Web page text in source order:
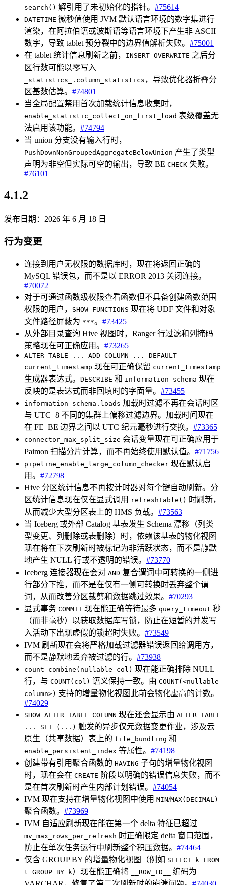
search() 解引用了未初始化的指针。 #75614
DATETIME 微秒值使用 JVM 默认语言环境的数字集进行
渲染，在阿拉伯语或波斯语等语言环境下产生非 ASCII
数字，导致 tablet 预分裂中的边界值解析失败。 #75001
在 tablet 统计信息刷新之前，
INSERT OVERWRITE 之后分
区行数可能以零写入
_statistics_.column_statistics ，导致优化器折叠分
区基数估算。 #74801
当全局配置禁用首次加载统计信息收集时，
enable_statistic_collect_on_first_load 表级覆盖无
法启用该功能。 #74794
当 union 分支没有输入行时，
PushDownNonGroupedAggregateBelowUnion 产生了类型
声明为非空但实际可空的输出，导致 BE CHECK 失败。
#76101
4.1.2
发布日期：2026 年 6 月 18 日
行为变更
连接到用户无权限的数据库时，现在将返回正确的
MySQL 错误包，而不是以 ERROR 2013 关闭连接。
#70072
对于可通过函数级权限查看函数但不具备创建函数范围
权限的用户，
SHOW FUNCTIONS 现在将 UDF 文件和对象
文件路径屏蔽为 ***。 #73425
从外部目录查询 Hive 视图时，Ranger 行过滤和列掩码
策略现在可正确应用。 #73265
ALTER TABLE ... ADD COLUMN ... DEFAULT
current_timestamp 现在可正确保留 current_timestamp
生成器表达式。 DESCRIBE 和 information_schema 现在
反映的是表达式而非回填时的字面量。 #73455
information_schema.loads 加载时过滤不再在会话时区
与 UTC+8 不同的集群上偏移过滤边界。加载时间现在
在 FE–BE 边界之间以 UTC 纪元毫秒进行交换。 #73365
connector_max_split_size 会话变量现在可正确应用于
Paimon 扫描分片计算，而不再始终使用默认值。 #71756
pipeline_enable_large_column_checker 现在默认启
用。 #72798
Hive 分区统计信息不再按计时器对每个键自动刷新。分
区统计信息现在仅在显式调用 refreshTable() 时刷新，
从而减少大型分区表上的 HMS 负载。 #73563
当 Iceberg 或外部 Catalog 基表发生 Schema 漂移（列类
型变更、列删除或表删除）时，依赖该基表的物化视图
现在将在下次刷新时被标记为非活跃状态，而不是静默
地产生 NULL 行或不透明的错误。 #73770
Iceberg 连接器现在会对 AND 复合谓词中可转换的一侧进
行部分下推，而不是在仅有一侧可转换时丢弃整个谓
词，从而改善分区裁剪和数据跳过效果。 #70293
显式事务 COMMIT 现在能正确等待最多 query_timeout 秒
（而非毫秒）以获取数据库写锁，防止在短暂的并发写
入活动下出现虚假的锁超时失败。 #73549
IVM 刷新现在会将严格加载过滤器错误返回给调用方，
而不是静默地丢弃被过滤的行。 #73938
count_combine(nullable_col) 现在能正确排除 NULL
行，与 COUNT(col) 语义保持一致。由 COUNT(<nullable
column>) 支持的增量物化视图此前会物化虚高的计数。
#74029
SHOW ALTER TABLE COLUMN 现在还会显示由 ALTER TABLE
... SET (...) 触发的异步仅元数据变更作业，涉及云
原生（共享数据）表上的 file_bundling 和
enable_persistent_index 等属性。 #74198
创建带有引用聚合函数的 HAVING 子句的增量物化视图
时，现在会在 CREATE 阶段以明确的错误信息失败，而不
是在首次刷新时产生内部计划错误。 #74054
IVM 现在支持在增量物化视图中使用 MIN/MAX(DECIMAL)
聚合函数。 #73969
IVM 自适应刷新现在能在第一个 delta 特征已超过
mv_max_rows_per_refresh 时正确限定 delta 窗口范围，
防止在单次任务运行中刷新整个积压数据。 #74464
仅含 GROUP BY 的增量物化视图（例如 SELECT k FROM
t GROUP BY k）现在能正确将 __ROW_ID__
编码为